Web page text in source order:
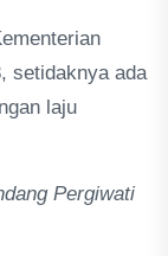
setidaknya ada
laju
Pergiwati